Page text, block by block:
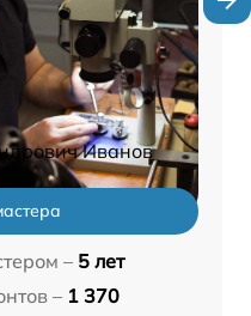
Иванов
– 5 лет
– 1 370